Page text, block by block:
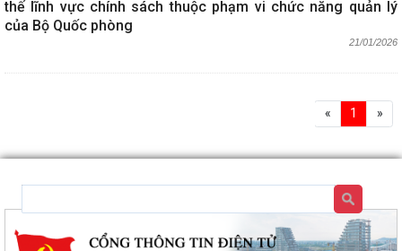
thế lĩnh vực chính sách thuộc phạm vi chức năng quản lý
của Bộ Quốc phòng
21/01/2026
« 1 »